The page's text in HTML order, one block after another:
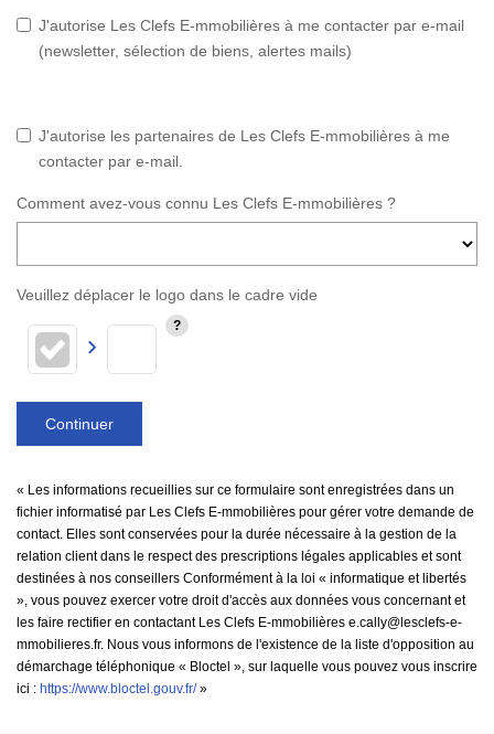
J'autorise Les Clefs E-mmobilières à me contacter par e-mail
(newsletter, sélection de biens, alertes mails)
J'autorise les partenaires de Les Clefs E-mmobilières à me
contacter par e-mail.
Comment avez-vous connu Les Clefs E-mmobilières ?
Veuillez déplacer le logo dans le cadre vide
Continuer
« Les informations recueillies sur ce formulaire sont enregistrées dans un
fichier informatisé par Les Clefs E-mmobilières pour gérer votre demande de
contact. Elles sont conservées pour la durée nécessaire à la gestion de la
relation client dans le respect des prescriptions légales applicables et sont
destinées à nos conseillers Conformément à la loi « informatique et libertés
», vous pouvez exercer votre droit d'accès aux données vous concernant et
les faire rectifier en contactant Les Clefs E-mmobilières e.cally@lesclefs-e-
mmobilieres.fr. Nous vous informons de l'existence de la liste d'opposition au
démarchage téléphonique « Bloctel », sur laquelle vous pouvez vous inscrire
ici : https://www.bloctel.gouv.fr/»